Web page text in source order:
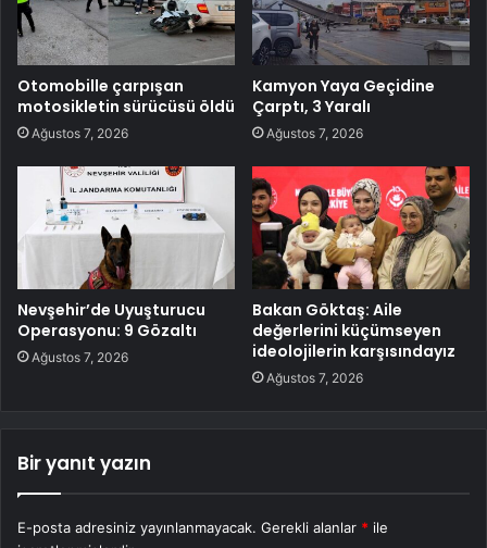
Otomobille çarpışan
motosikletin sürücüsü öldü
Ağustos 7, 2026
Kamyon Yaya Geçidine
Çarptı, 3 Yaralı
Ağustos 7, 2026
Nevşehir’de Uyuşturucu
Operasyonu: 9 Gözaltı
Ağustos 7, 2026
Bakan Göktaş: Aile
değerlerini küçümseyen
ideolojilerin karşısındayız
Ağustos 7, 2026
Bir yanıt yazın
E-posta adresiniz yayınlanmayacak. Gerekli alanlar * ile